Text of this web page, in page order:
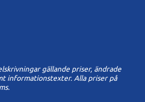
gällande priser, ändrade
informationstexter. Alla priser på